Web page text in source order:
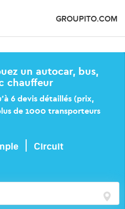
GROUPITO.COM
un autocar, bus,
chauffeur
6 devis détaillés (prix,
de 1000 transporteurs
Circuit